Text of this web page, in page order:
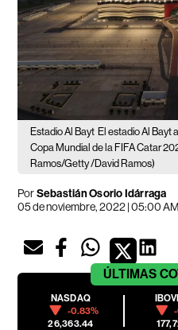
Estadio Al Bayt El estadio Al Bayt
Copa Mundial de la FIFA Catar
Ramos/Getty /David Ramos)
PorSebastián Osorio Idárraga
05 de noviembre, 2022 | 05:00 AM
ÚLTIMAS
NASDAQ
-0.83%
26,363.44